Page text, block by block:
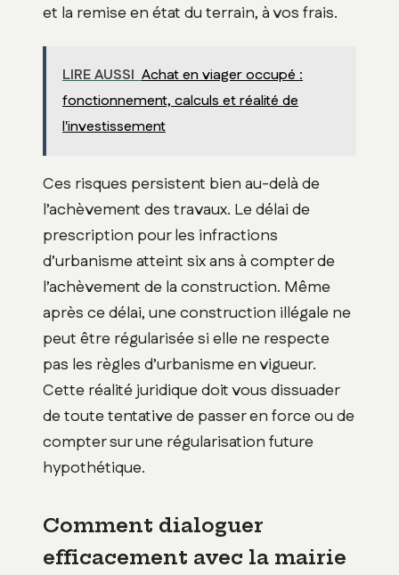
et la remise en état du terrain, à vos frais.
LIRE AUSSI Achat en viager occupé :
fonctionnement, calculs et réalité de
l'investissement
Ces risques persistent bien au-delà de
l’achèvement des travaux. Le délai de
prescription pour les infractions
d’urbanisme atteint six ans à compter de
l’achèvement de la construction. Même
après ce délai, une construction illégale ne
peut être régularisée si elle ne respecte
pas les règles d’urbanisme en vigueur.
Cette réalité juridique doit vous dissuader
de toute tentative de passer en force ou de
compter sur une régularisation future
hypothétique.
Comment dialoguer
efficacement avec la mairie